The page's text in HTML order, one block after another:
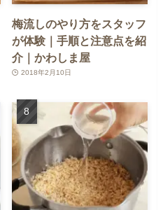
梅流しのやり方をスタッフ
が体験｜手順と注意点を紹
介｜かわしま屋
2018年2月10日